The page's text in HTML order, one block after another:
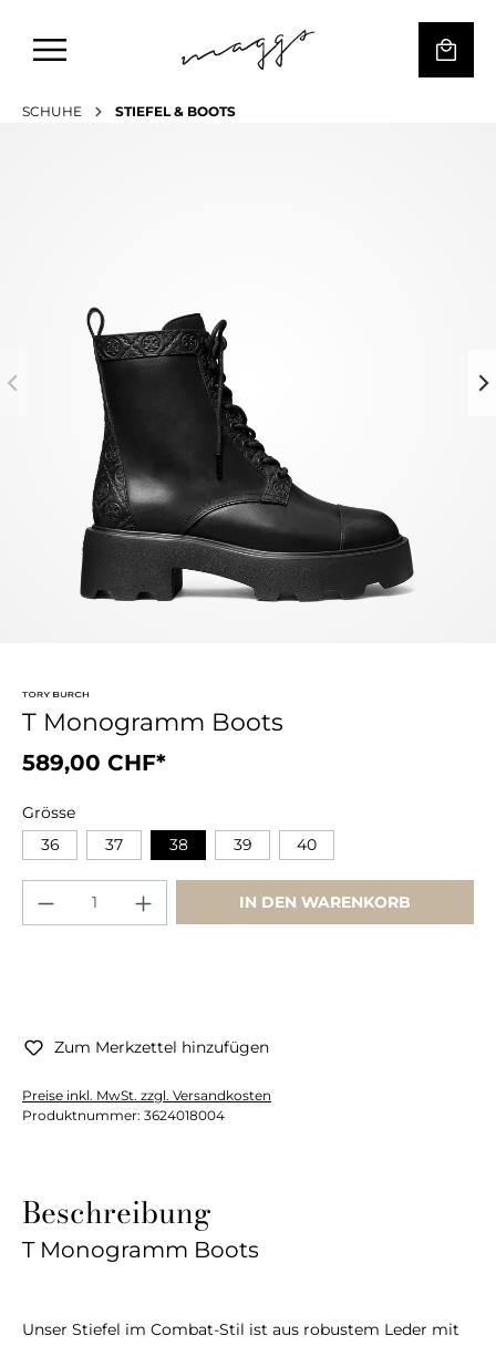
SCHUHE STIEFEL & BOOTS
T Monogramm Boots
589,00 CHF*
Grösse
36
37 38 39 40
IN DEN WARENKORB
Zum Merkzettel hinzufügen
Preise inkl. MwSt. zzgl. Versandkosten
Produktnummer: 3624018004
Beschreibung
T Monogramm Boots
Unser Stiefel im Combat-Stil ist aus robustem Leder mit